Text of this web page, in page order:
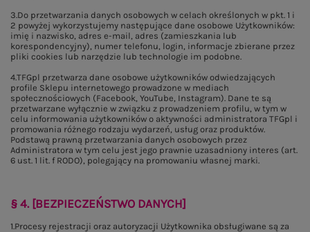
3.Do przetwarzania danych osobowych w celach określonych w pkt. 1 i
2 powyżej wykorzystujemy następujące dane osobowe Użytkowników:
imię i nazwisko, adres e-mail, adres (zamieszkania lub
korespondencyjny), numer telefonu, login, informacje zbierane przez
pliki cookies lub narzędzie lub technologie im podobne.
4.TFGpl przetwarza dane osobowe użytkowników odwiedzających
profile Sklepu internetowego prowadzone w mediach
społecznościowych (Facebook, YouTube, Instagram). Dane te są
przetwarzane wyłącznie w związku z prowadzeniem profilu, w tym w
celu informowania użytkowników o aktywności administratora TFGpl i
promowania różnego rodzaju wydarzeń, usług oraz produktów.
Podstawą prawną przetwarzania danych osobowych przez
Administratora w tym celu jest jego prawnie uzasadniony interes (art.
6 ust. 1 lit. f RODO), polegający na promowaniu własnej marki.
§ 4. [BEZPIECZEŃSTWO DANYCH]
1.Procesy rejestracji oraz autoryzacji Użytkownika obsługiwane są za